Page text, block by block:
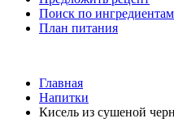
Поиск по ингредиентам
План питания
Главная
Напитки
Кисель из сушеной